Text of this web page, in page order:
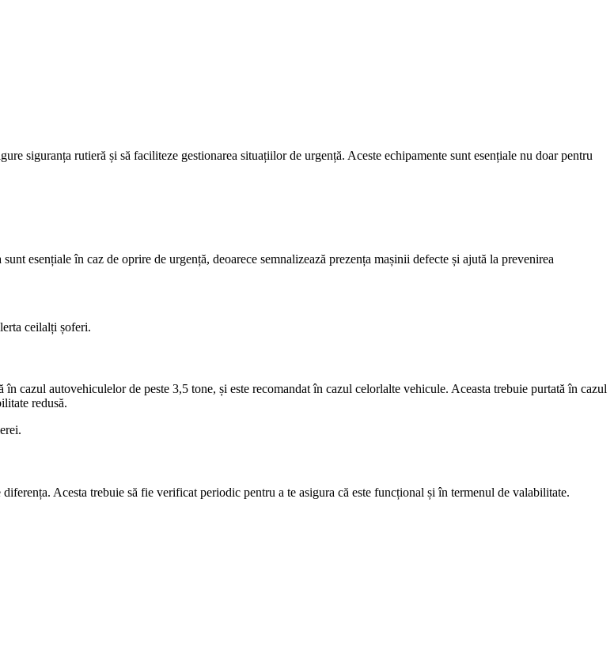
siguranța rutieră și să faciliteze gestionarea situațiilor de urgență. Aceste echipamente sunt esențiale nu doar pentru
esențiale în caz de oprire de urgență, deoarece semnalizează prezența mașinii defecte și ajută la prevenirea
ceilalți șoferi.
cazul autovehiculelor de peste 3,5 tone, și este recomandat în cazul celorlalte vehicule. Aceasta trebuie purtată în cazul
redusă.
Acesta trebuie să fie verificat periodic pentru a te asigura că este funcțional și în termenul de valabilitate.